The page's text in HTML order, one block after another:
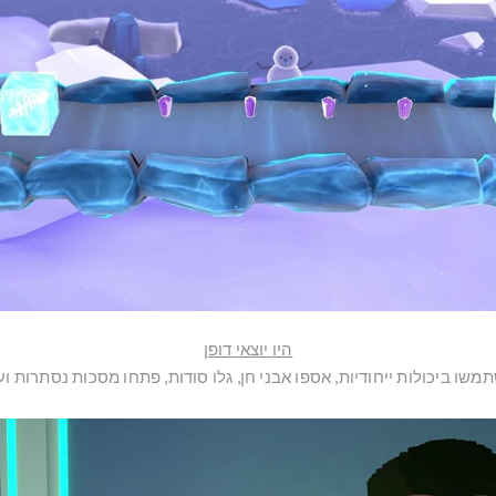
היו יוצאי דופן
ביכולות ייחודיות, אספו אבני חן, גלו סודות, פתחו מסכות נסתרות